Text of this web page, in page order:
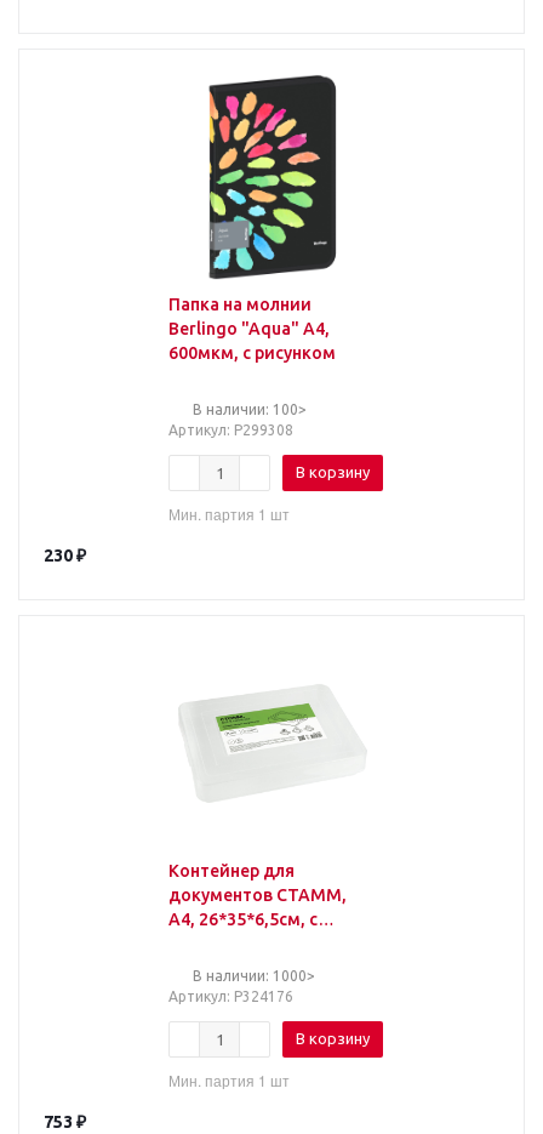
Папка на молнии
Berlingo "Aqua" А4,
600мкм, с рисунком
В наличии: 100>
Артикул: Р299308
В корзину
Мин. партия 1 шт
230₽
Контейнер для
документов СТАММ,
А4, 26*35*6,5см, с
прозрачный
В наличии: 1000>
Артикул: Р324176
В корзину
Мин. партия 1 шт
753 ₽